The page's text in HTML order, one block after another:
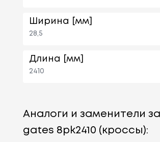
Ширина [мм]
28,5
Длина [мм]
2410
Аналоги и заменители
gates 8pk2410 (кроссы):